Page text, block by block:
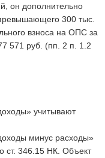
он дополнительно
300 тыс.
взноса на ОПС за
571 руб. (пп. 2 п. 1.2
учитывают
минус расходы»
ст. 346.15 НК. Объект